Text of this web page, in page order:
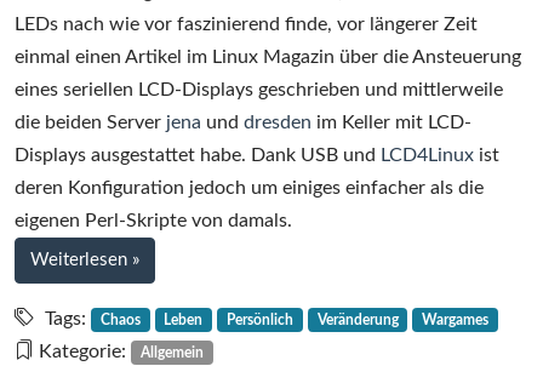
Wargames
LEDs nach wie vor faszinierend finde, vor längerer Zeit
einmal einen Artikel im Linux Magazin über die Ansteuerung
eines seriellen LCD-Displays geschrieben und mittlerweile
die beiden Server jena und dresden im Keller mit LCD-
Displays ausgestattet habe. Dank USB und LCD4Linux ist
deren Konfiguration jedoch um einiges einfacher als die
eigenen Perl-Skripte von damals.
Weiterlesen bei
Die
Lehre
von
»
Tags: Chaos Leben Persönlich Veränderung Wargames
Kategorie: Allgemein